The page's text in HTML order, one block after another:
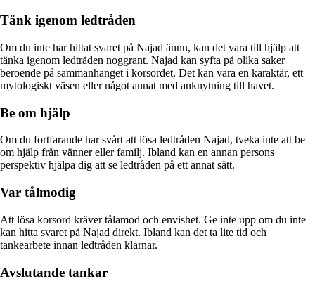
Tänk igenom ledtråden
Om du inte har hittat svaret på Najad ännu, kan det vara till hjälp att
tänka igenom ledtråden noggrant. Najad kan syfta på olika saker
beroende på sammanhanget i korsordet. Det kan vara en karaktär, ett
mytologiskt väsen eller något annat med anknytning till havet.
Be om hjälp
Om du fortfarande har svårt att lösa ledtråden Najad, tveka inte att be
om hjälp från vänner eller familj. Ibland kan en annan persons
perspektiv hjälpa dig att se ledtråden på ett annat sätt.
Var tålmodig
Att lösa korsord kräver tålamod och envishet. Ge inte upp om du inte
kan hitta svaret på Najad direkt. Ibland kan det ta lite tid och
tankearbete innan ledtråden klarnar.
Avslutande tankar